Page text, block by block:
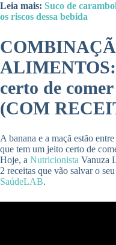
Leia mais: Suco de
os riscos dessa bebida
ALIMENTOS:
certo de
(COM
A banana e a maçã estão
que tem um jeito certo de
Hoje, a Nutricionista Vanuza
2 receitas que vão salvar o
SaúdeLAB.